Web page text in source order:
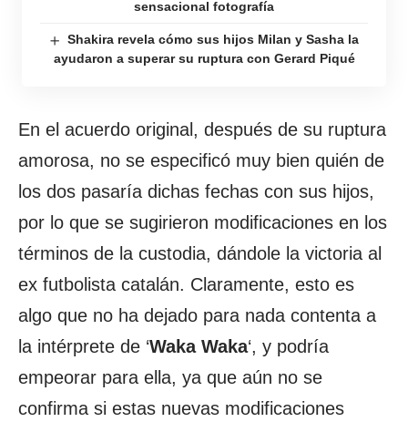
sensacional fotografía
Shakira revela cómo sus hijos Milan y Sasha la
ayudaron a superar su ruptura con Gerard Piqué
En el acuerdo original, después de su ruptura
amorosa, no se especificó muy bien quién de
los dos pasaría dichas fechas con sus hijos,
por lo que se sugirieron modificaciones en los
términos de la custodia, dándole la victoria al
ex futbolista catalán. Claramente, esto es
algo que no ha dejado para nada contenta a
la intérprete de ‘Waka Waka‘, y podría
empeorar para ella, ya que aún no se
confirma si estas nuevas modificaciones